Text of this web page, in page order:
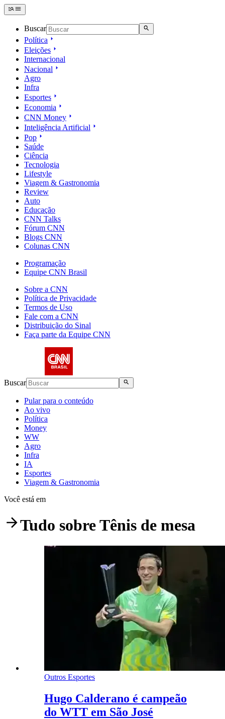
Buscar
Política
Eleições
Internacional
Nacional
Agro
Infra
Esportes
Economia
CNN Money
Inteligência Artificial
Pop
Saúde
Ciência
Tecnologia
Lifestyle
Viagem & Gastronomia
Review
Auto
Educação
CNN Talks
Fórum CNN
Blogs CNN
Colunas CNN
Programação
Equipe CNN Brasil
Sobre a CNN
Política de Privacidade
Termos de Uso
Fale com a CNN
Distribuição do Sinal
Faça parte da Equipe CNN
Buscar
Pular para o conteúdo
Ao vivo
Política
Money
WW
Agro
Infra
IA
Esportes
Viagem & Gastronomia
Você está em
Tudo sobreTênis de mesa
Outros Esportes
Hugo Calderano é campeão
do WTT em São José